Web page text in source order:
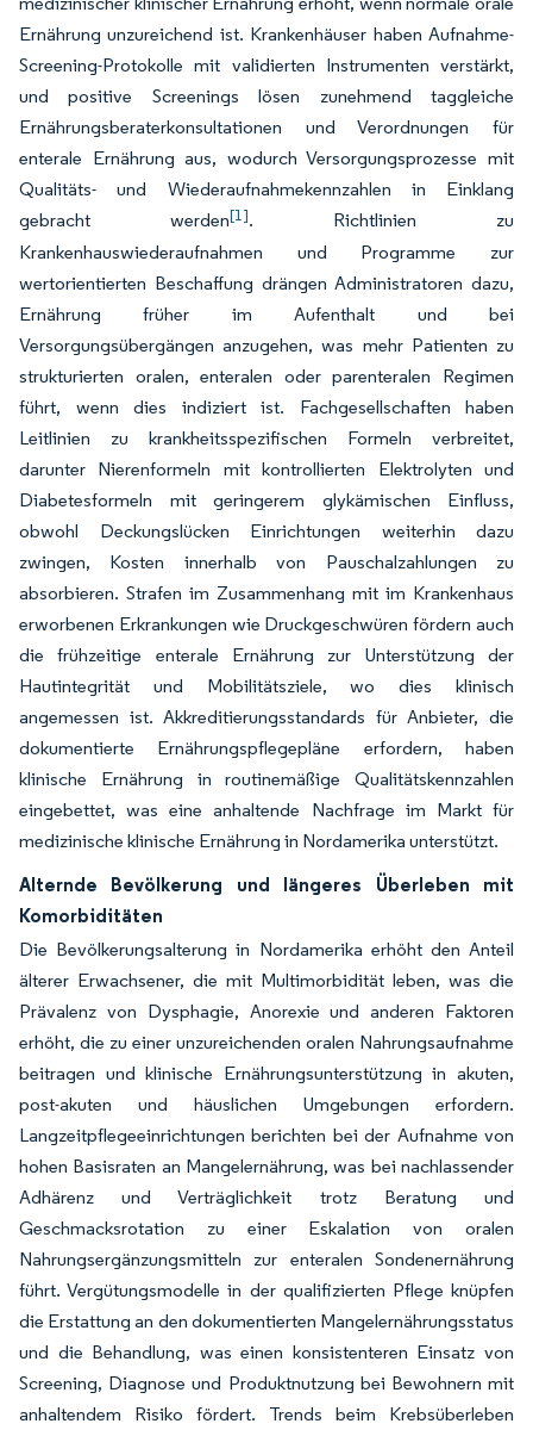
Ernährung unzureichend ist. Krankenhäuser haben Aufnahme-
Screening-Protokolle mit validierten Instrumenten verstärkt,
und positive Screenings lösen zunehmend taggleiche
Ernährungsberaterkonsultationen und Verordnungen für
enterale Ernährung aus, wodurch Versorgungsprozesse mit
Qualitäts- und Wiederaufnahmekennzahlen in Einklang
gebracht werden[1]. Richtlinien zu
Krankenhauswiederaufnahmen und Programme zur
wertorientierten Beschaffung drängen Administratoren dazu,
Ernährung früher im Aufenthalt und bei
Versorgungsübergängen anzugehen, was mehr Patienten zu
strukturierten oralen, enteralen oder parenteralen Regimen
führt, wenn dies indiziert ist. Fachgesellschaften haben
Leitlinien zu krankheitsspezifischen Formeln verbreitet,
darunter Nierenformeln mit kontrollierten Elektrolyten und
Diabetesformeln mit geringerem glykämischen Einfluss,
obwohl Deckungslücken Einrichtungen weiterhin dazu
zwingen, Kosten innerhalb von Pauschalzahlungen zu
absorbieren. Strafen im Zusammenhang mit im Krankenhaus
erworbenen Erkrankungen wie Druckgeschwüren fördern auch
die frühzeitige enterale Ernährung zur Unterstützung der
Hautintegrität und Mobilitätsziele, wo dies klinisch
angemessen ist. Akkreditierungsstandards für Anbieter, die
dokumentierte Ernährungspflegepläne erfordern, haben
klinische Ernährung in routinemäßige Qualitätskennzahlen
eingebettet, was eine anhaltende Nachfrage im Markt für
medizinische klinische Ernährung in Nordamerika unterstützt.
Alternde Bevölkerung und längeres Überleben mit
Komorbiditäten
Die Bevölkerungsalterung in Nordamerika erhöht den Anteil
älterer Erwachsener, die mit Multimorbidität leben, was die
Prävalenz von Dysphagie, Anorexie und anderen Faktoren
erhöht, die zu einer unzureichenden oralen Nahrungsaufnahme
beitragen und klinische Ernährungsunterstützung in akuten,
post-akuten und häuslichen Umgebungen erfordern.
Langzeitpflegeeinrichtungen berichten bei der Aufnahme von
hohen Basisraten an Mangelernährung, was bei nachlassender
Adhärenz und Verträglichkeit trotz Beratung und
Geschmacksrotation zu einer Eskalation von oralen
Nahrungsergänzungsmitteln zur enteralen Sondenernährung
führt. Vergütungsmodelle in der qualifizierten Pflege knüpfen
die Erstattung an den dokumentierten Mangelernährungsstatus
und die Behandlung, was einen konsistenteren Einsatz von
Screening, Diagnose und Produktnutzung bei Bewohnern mit
anhaltendem Risiko fördert. Trends beim Krebsüberleben